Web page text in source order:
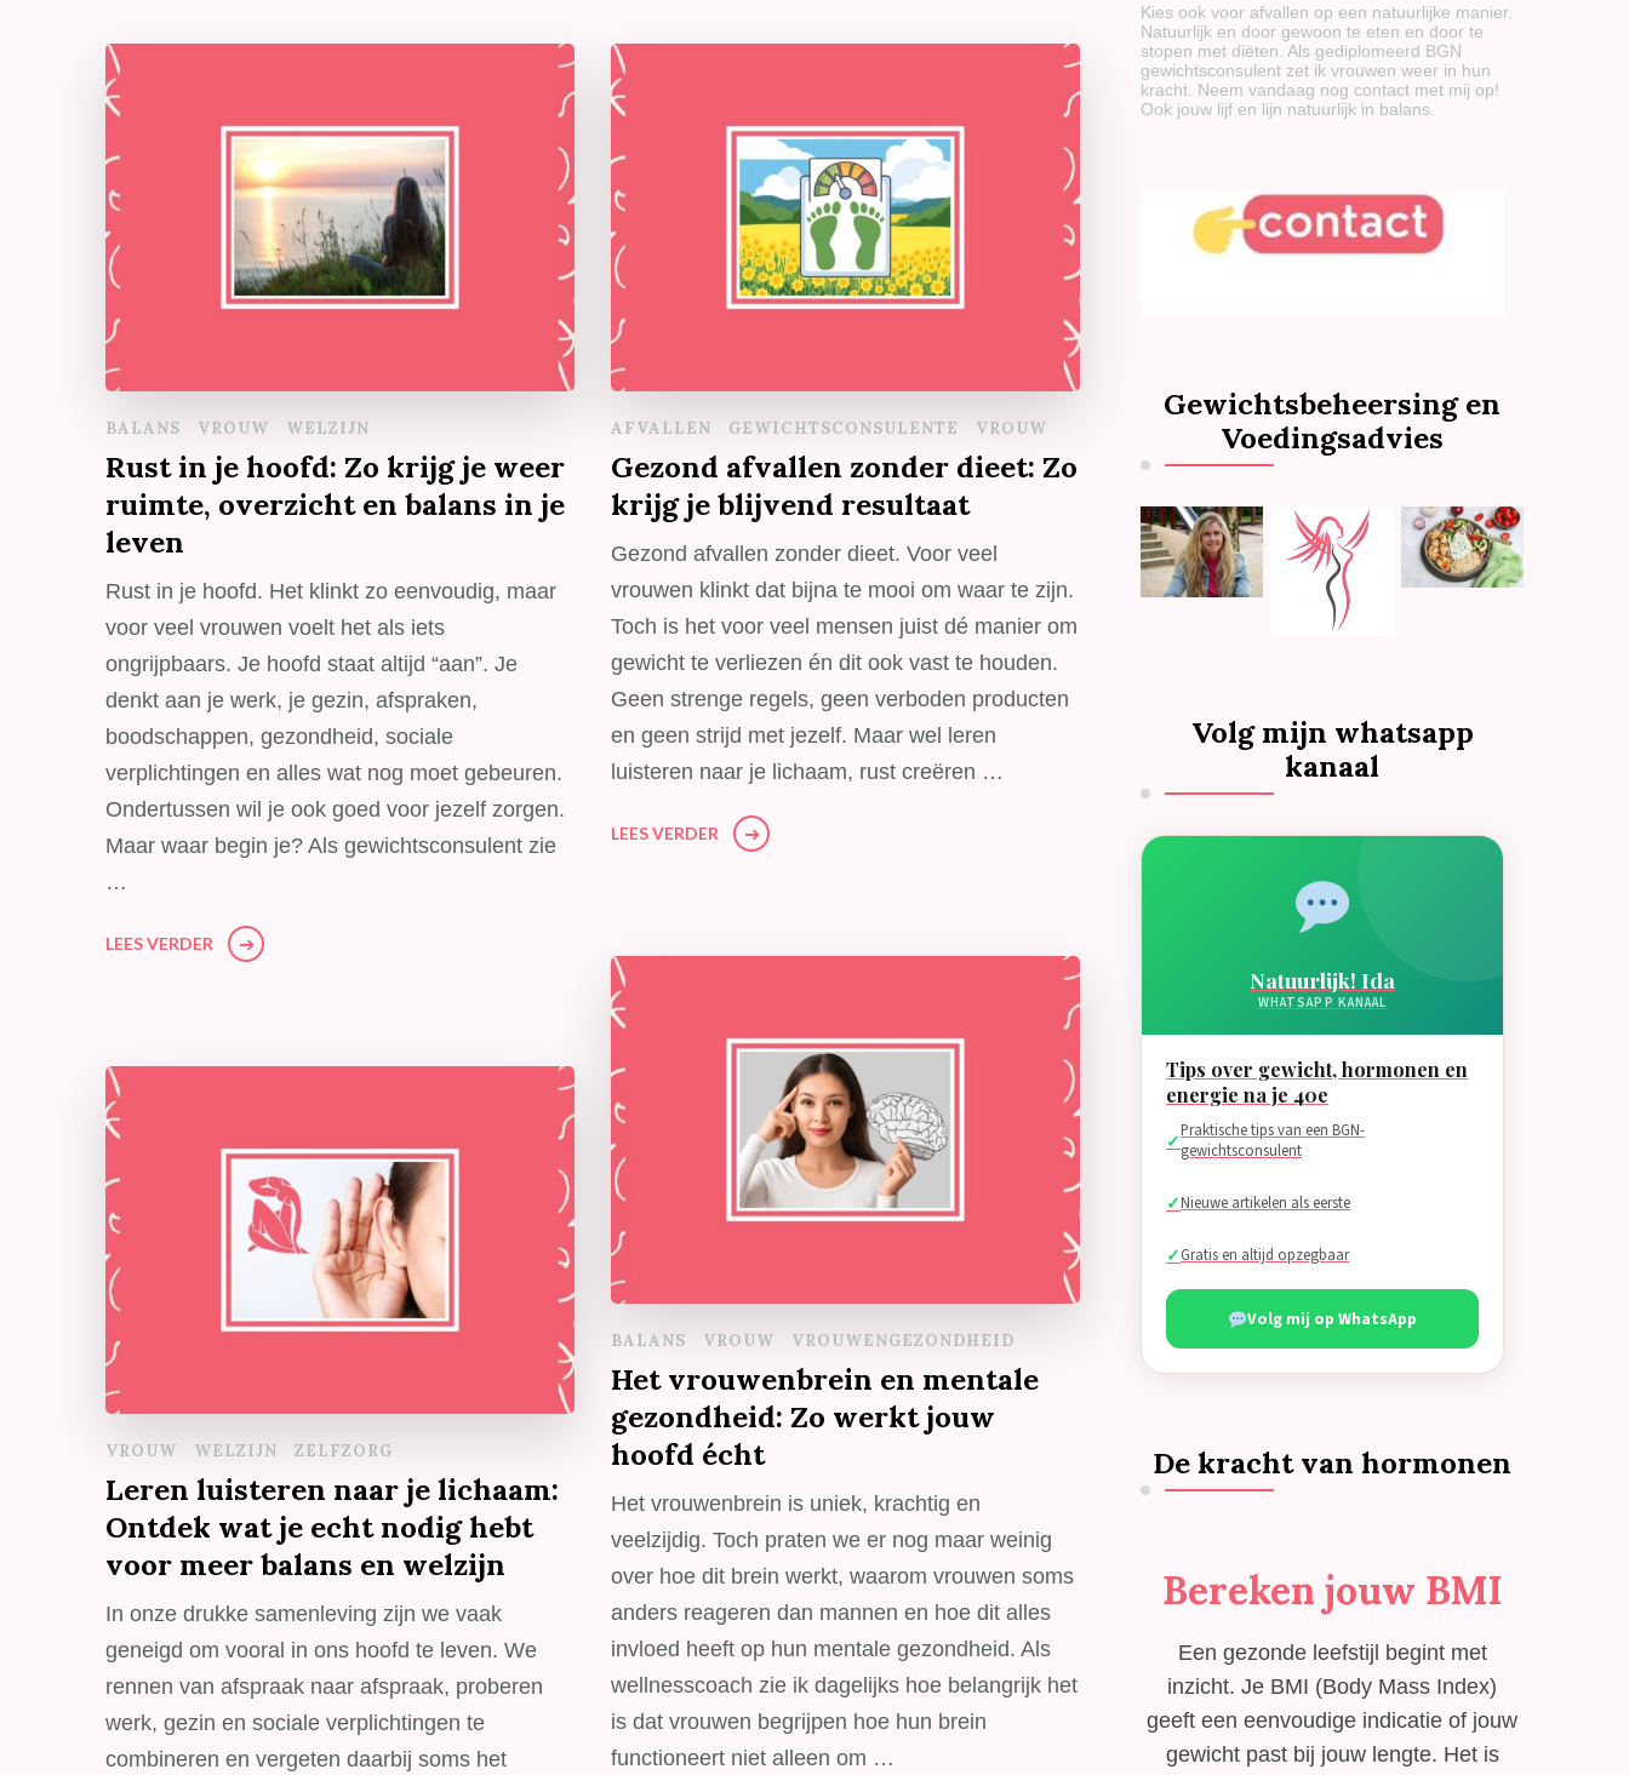
BALANS VROUW WELZIJN
Rust in je hoofd: Zo krijg je weer
ruimte, overzicht en balans in je
leven
Rust in je hoofd. Het klinkt zo eenvoudig, maar
voor veel vrouwen voelt het als iets
ongrijpbaars. Je hoofd staat altijd “aan”. Je
denkt aan je werk, je gezin, afspraken,
boodschappen, gezondheid, sociale
verplichtingen en alles wat nog moet gebeuren.
Ondertussen wil je ook goed voor jezelf zorgen.
Maar waar begin je? Als gewichtsconsulent zie
…
LEES VERDER
AFVALLEN GEWICHTSCONSULENTE VROUW
Gezond afvallen zonder dieet: Zo
krijg je blijvend resultaat
Gezond afvallen zonder dieet. Voor veel
vrouwen klinkt dat bijna te mooi om waar te zijn.
Toch is het voor veel mensen juist dé manier om
gewicht te verliezen én dit ook vast te houden.
Geen strenge regels, geen verboden producten
en geen strijd met jezelf. Maar wel leren
luisteren naar je lichaam, rust creëren …
LEES VERDER
BALANS VROUW VROUWENGEZONDHEID
Het vrouwenbrein en mentale
gezondheid: Zo werkt jouw
hoofd écht
Het vrouwenbrein is uniek, krachtig en
veelzijdig. Toch praten we er nog maar weinig
over hoe dit brein werkt, waarom vrouwen soms
anders reageren dan mannen en hoe dit alles
invloed heeft op hun mentale gezondheid. Als
wellnesscoach zie ik dagelijks hoe belangrijk het
is dat vrouwen begrijpen hoe hun brein
functioneert niet alleen om …
VROUW WELZIJN ZELFZORG
Leren luisteren naar je lichaam:
Ontdek wat je echt nodig hebt
voor meer balans en welzijn
In onze drukke samenleving zijn we vaak
geneigd om vooral in ons hoofd te leven. We
rennen van afspraak naar afspraak, proberen
werk, gezin en sociale verplichtingen te
combineren en vergeten daarbij soms het
Kies ook voor afvallen op een natuurlijke manier.
Natuurlijk en door gewoon te eten en door te
stopen met diëten. Als gediplomeerd BGN
gewichtsconsulent zet ik vrouwen weer in hun
kracht. Neem vandaag nog contact met mij op!
Ook jouw lijf en lijn natuurlijk in balans.
Gewichtsbeheersing en
Voedingsadvies
Volg mijn whatsapp
kanaal
Natuurlijk! Ida
WHATSAPP KANAAL
Tips over gewicht, hormonen en
energie na je 40e
Praktische tips van een BGN-
gewichtsconsulent
Nieuwe artikelen als eerste
Gratis en altijd opzegbaar
Volg mij op WhatsApp
De kracht van hormonen
Bereken jouw BMI
Een gezonde leefstijl begint met
inzicht. Je BMI (Body Mass Index)
geeft een eenvoudige indicatie of jouw
gewicht past bij jouw lengte. Het is